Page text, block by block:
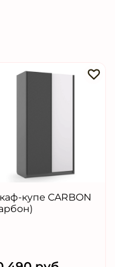
с другой
и комфорта!
купе CARBON